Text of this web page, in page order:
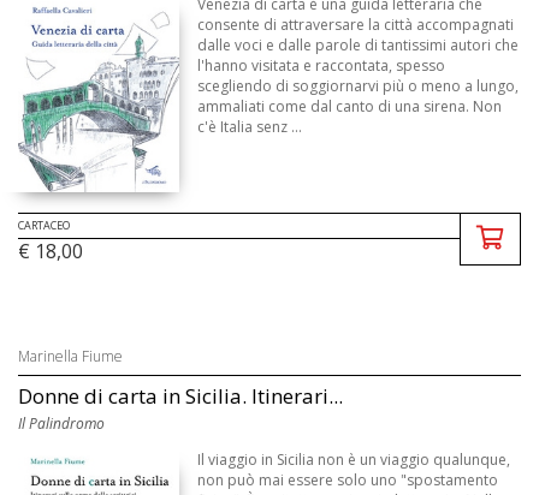
Venezia di carta è una guida letteraria che
consente di attraversare la città accompagnati
dalle voci e dalle parole di tantissimi autori che
l'hanno visitata e raccontata, spesso
scegliendo di soggiornarvi più o meno a lungo,
ammaliati come dal canto di una sirena. Non
c'è Italia senz ...
CARTACEO
€ 18,00
Marinella Fiume
Donne di carta in Sicilia. Itinerari...
Il Palindromo
Il viaggio in Sicilia non è un viaggio qualunque,
non può mai essere solo uno "spostamento